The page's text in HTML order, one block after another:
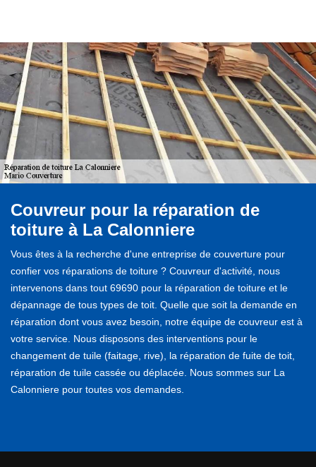
Couvreur pour la réparation de
toiture à La Calonniere
Vous êtes à la recherche d'une entreprise de couverture pour
confier vos réparations de toiture ? Couvreur d'activité, nous
intervenons dans tout 69690 pour la réparation de toiture et le
dépannage de tous types de toit. Quelle que soit la demande en
réparation dont vous avez besoin, notre équipe de couvreur est à
votre service. Nous disposons des interventions pour le
changement de tuile (faitage, rive), la réparation de fuite de toit,
réparation de tuile cassée ou déplacée. Nous sommes sur La
Calonniere pour toutes vos demandes.